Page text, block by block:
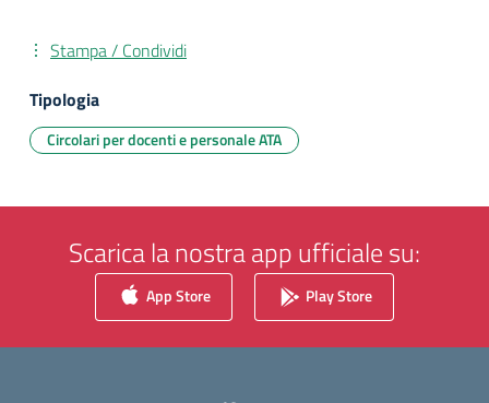
Stampa / Condividi
Tipologia
Circolari per docenti e personale ATA
Scarica la nostra app ufficiale su:
App Store Play Store